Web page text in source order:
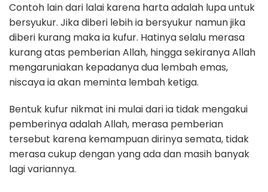
Contoh lain dari lalai karena harta adalah lupa untuk
bersyukur. Jika diberi lebih ia bersyukur namun jika
diberi kurang maka ia kufur. Hatinya selalu merasa
kurang atas pemberian Allah, hingga sekiranya Allah
mengaruniakan kepadanya dua lembah emas,
niscaya ia akan meminta lembah ketiga.
Bentuk kufur nikmat ini mulai dari ia tidak mengakui
pemberinya adalah Allah, merasa pemberian
tersebut karena kemampuan dirinya semata, tidak
merasa cukup dengan yang ada dan masih banyak
lagi variannya.